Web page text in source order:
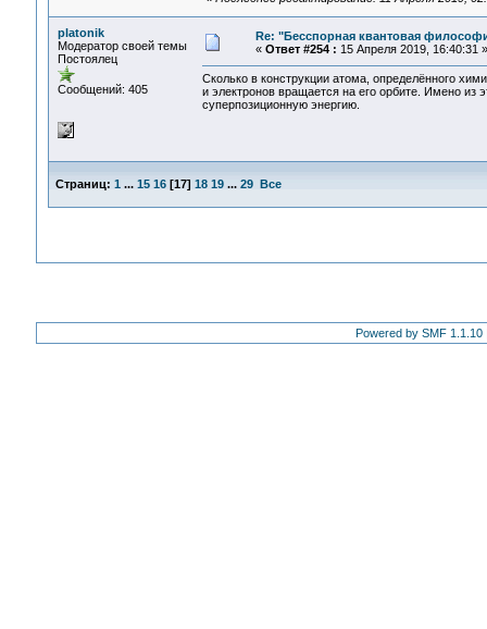
platonik
Модератор своей темы
Постоялец
Сообщений: 405
Re: "Бесспорная квантовая
« Ответ #254 : 15 Апреля 2019, 16:40:31 »
Сколько в конструкции атома, определённого
и электронов вращается на его орбите. Имено из
суперпозиционную энергию.
Страниц: 1 ... 15 16[17] 18 19 ... 29 Все
Powered by SMF 1.1.10